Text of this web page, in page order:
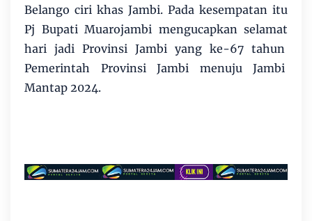
Belango ciri khas Jambi. Pada kesempatan itu
Pj Bupati Muarojambi mengucapkan selamat
hari jadi Provinsi Jambi yang ke-67 tahun
Pemerintah Provinsi Jambi menuju Jambi
Mantap 2024.